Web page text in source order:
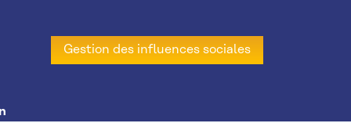
Gestion des influences sociales